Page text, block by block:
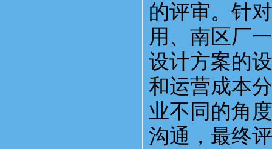
的评审。针
用、南区厂
设计方案的
和运营成本
业不同的角
沟通，最终